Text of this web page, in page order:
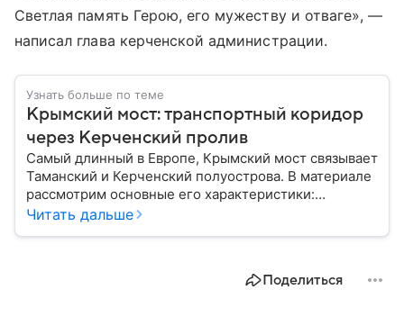
Светлая память Герою, его мужеству и отваге», —
написал глава керченской администрации.
Узнать больше по теме
Крымский мост: транспортный коридор
через Керченский пролив
Самый длинный в Европе, Крымский мост связывает
Таманский и Керченский полуострова. В материале
рассмотрим основные его характеристики:
географию, статус объекта, историю строительства
Читать дальше
Поделиться